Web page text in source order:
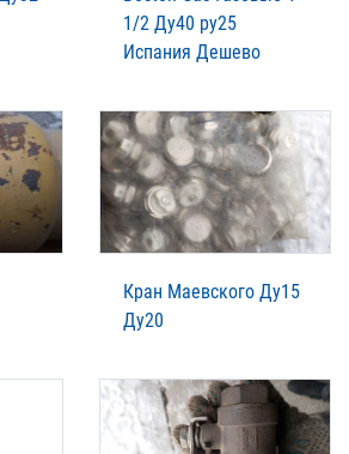
1/2 Ду40 ру25
Испания Дешево
Кран Маевского Ду15
Ду20